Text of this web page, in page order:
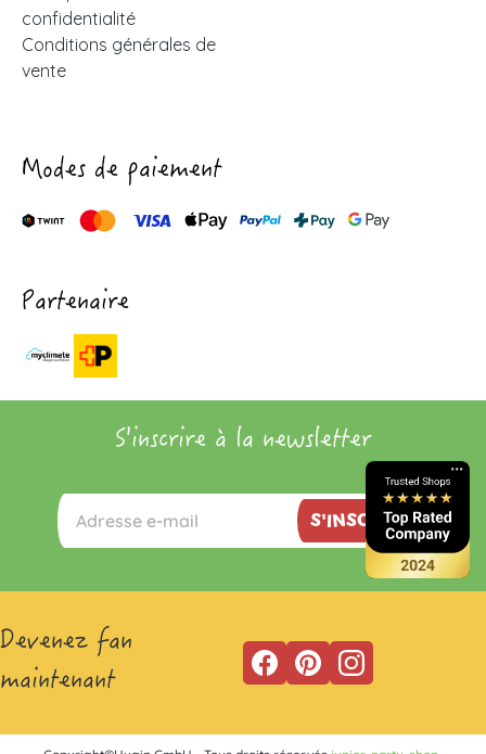
confidentialité
Conditions générales de
vente
Modes de paiement
Partenaire
S'inscrire à la newsletter
S'INSCRIRE
Devenez fan
maintenant